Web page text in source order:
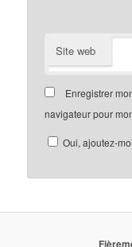
Site web
Enregistrer
navigateur pour
Oui, ajoutez-